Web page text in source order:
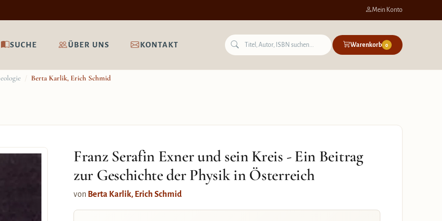
Mein Konto
SUCHE ÜBER UNS KONTAKT Warenkorb 0
/ Berta Karlik, Erich Schmid
Franz Serafin Exner und sein Kreis - Ein Beitrag
zur Geschichte der Physik in Österreich
von Berta Karlik, Erich Schmid